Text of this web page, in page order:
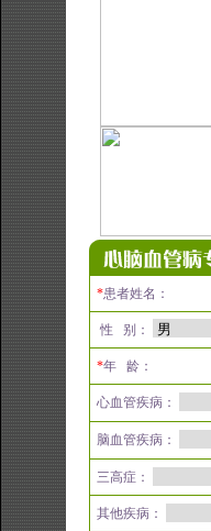
*患者姓名：
性 别：
*年 龄：
心血管疾病：
脑血管疾病：
三高症：
其他疾病：